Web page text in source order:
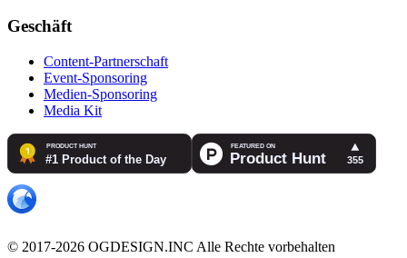
Geschäft
Content-Partnerschaft
Event-Sponsoring
Medien-Sponsoring
Media Kit
© 2017-2026 OGDESIGN.INC Alle Rechte vorbehalten